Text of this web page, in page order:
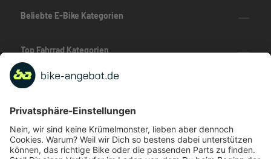
Beliebte E-Bike Kategorien
Top Fahrrad Kategorien
Beliebte Fahrrad-Kategorien
Marken-Highlights
TOP-Marken